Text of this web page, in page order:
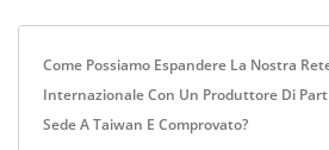
Come Possiamo Espandere La Nostra
Internazionale Con Un Produttore Di
Sede A Taiwan E Comprovato?